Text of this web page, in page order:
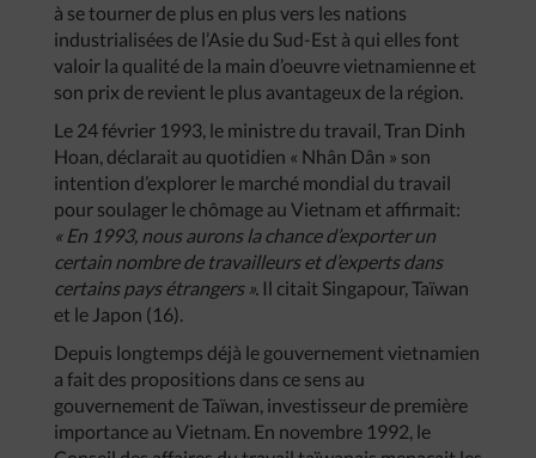
à se tourner de plus en plus vers les nations
industrialisées de l’Asie du Sud-Est à qui elles font
valoir la qualité de la main d’oeuvre vietnamienne et
son prix de revient le plus avantageux de la région.
Le 24 février 1993, le ministre du travail, Tran Dinh
Hoan, déclarait au quotidien « Nhân Dân » son
intention d’explorer le marché mondial du travail
pour soulager le chômage au Vietnam et affirmait:
« En 1993, nous aurons la chance d’exporter un
certain nombre de travailleurs et d’experts dans
certains pays étrangers ». Il citait Singapour, Taïwan
et le Japon (16).
Depuis longtemps déjà le gouvernement vietnamien
a fait des propositions dans ce sens au
gouvernement de Taïwan, investisseur de première
importance au Vietnam. En novembre 1992, le